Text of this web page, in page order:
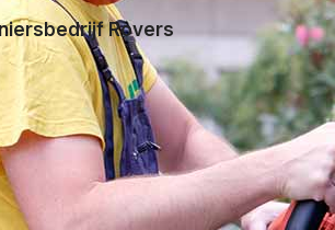
Rovers